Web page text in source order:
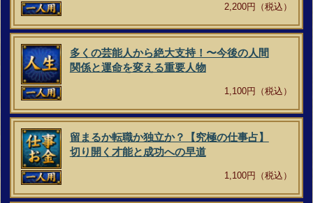
2,200円（税込）
多くの芸能人から絶大支持！〜今後の人間
関係と運命を変える重要人物
1,100円（税込）
留まるか転職か独立か？【究極の仕事占】
切り開く才能と成功への早道
1,100円（税込）